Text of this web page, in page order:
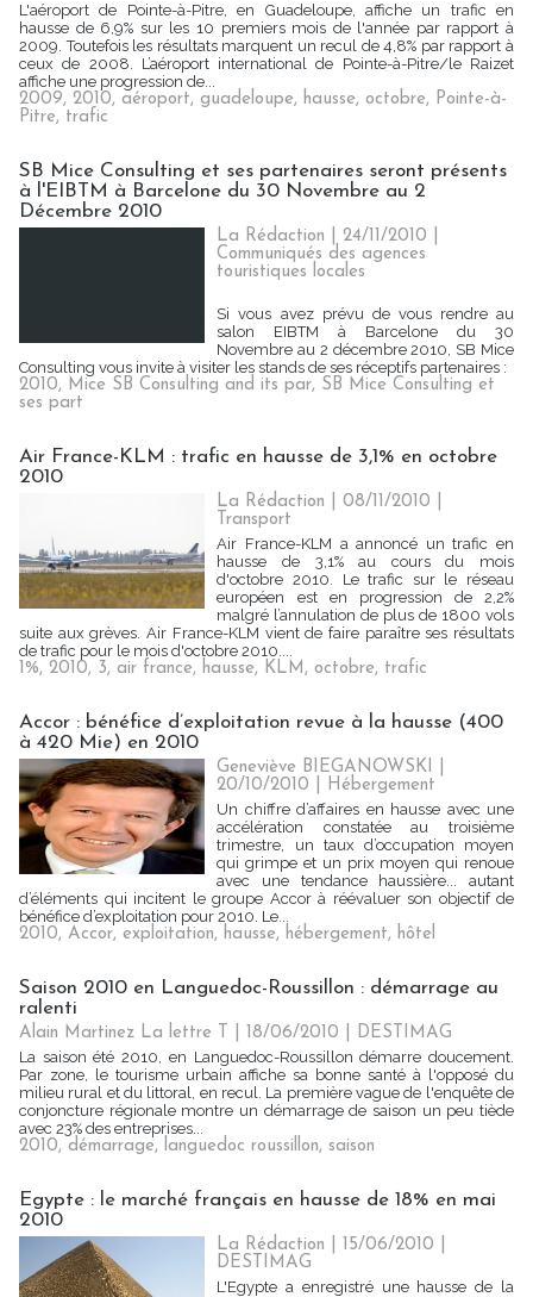
L'aéroport de Pointe-à-Pitre, en Guadeloupe, affiche un trafic en
hausse de 6,9% sur les 10 premiers mois de l'année par rapport à
2009. Toutefois les résultats marquent un recul de 4,8% par rapport à
ceux de 2008. L’aéroport international de Pointe-à-Pitre/le Raizet
affiche une progression de...
2009, 2010, aéroport, guadeloupe, hausse, octobre, Pointe-à-
Pitre, trafic
SB Mice Consulting et ses partenaires seront présents
à l'EIBTM à Barcelone du 30 Novembre au 2
Décembre 2010
La Rédaction | 24/11/2010
Communiqués des agences
touristiques locales
Si vous avez prévu de vous rendre au
salon EIBTM à Barcelone du 30
Novembre au 2 décembre 2010, SB Mice
Consulting vous invite à visiter les stands de ses réceptifs partenaires :
2010, Mice SB Consulting and its par, SB Mice Consulting et
ses part
Air France-KLM : trafic en hausse de 3,1% en octobre
2010
La Rédaction | 08/11/2010
Transport
Air France-KLM a annoncé un trafic en
hausse de 3,1% au cours du mois
d'octobre 2010. Le trafic sur le réseau
européen est en progression de 2,2%
malgré l’annulation de plus de 1800 vols
suite aux grèves. Air France-KLM vient de faire paraître ses résultats
de trafic pour le mois d'octobre 2010....
1%, 2010, 3, air france, hausse, KLM, octobre, trafic
Accor : bénéfice d’exploitation revue à la hausse (400
à 420 Mie) en 2010
Geneviève BIEGANOWSKI |
20/10/2010
Hébergement
Un chiffre d’affaires en hausse avec une
accélération constatée au troisième
trimestre, un taux d’occupation moyen
qui grimpe et un prix moyen qui renoue
avec une tendance haussière... autant
d’éléments qui incitent le groupe Accor à réévaluer son objectif de
bénéfice d’exploitation pour 2010. Le...
2010, Accor, exploitation, hausse, hébergement, hôtel
Saison 2010 en Languedoc-Roussillon : démarrage au
ralenti
Alain Martinez La lettre T | 18/06/2010
DESTIMAG
La saison été 2010, en Languedoc-Roussillon démarre doucement.
Par zone, le tourisme urbain affiche sa bonne santé à l'opposé du
milieu rural et du littoral, en recul. La première vague de l'enquête de
conjoncture régionale montre un démarrage de saison un peu tiède
avec 23% des entreprises...
2010, démarrage, languedoc roussillon, saison
Egypte : le marché français en hausse de 18% en mai
2010
La Rédaction | 15/06/2010
DESTIMAG
L'Egypte a enregistré une hausse de la